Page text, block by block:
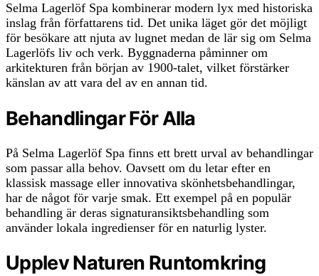
Selma Lagerlöf Spa kombinerar modern lyx med historiska
inslag från författarens tid. Det unika läget gör det möjligt
för besökare att njuta av lugnet medan de lär sig om Selma
Lagerlöfs liv och verk. Byggnaderna påminner om
arkitekturen från början av 1900-talet, vilket förstärker
känslan av att vara del av en annan tid.
Behandlingar För Alla
På Selma Lagerlöf Spa finns ett brett urval av behandlingar
som passar alla behov. Oavsett om du letar efter en
klassisk massage eller innovativa skönhetsbehandlingar,
har de något för varje smak. Ett exempel på en populär
behandling är deras signaturansiktsbehandling som
använder lokala ingredienser för en naturlig lyster.
Upplev Naturen Runtomkring